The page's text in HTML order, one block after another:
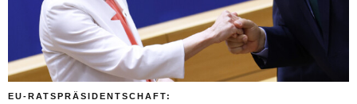
EU-RATSPRÄSIDENTSCHAFT: